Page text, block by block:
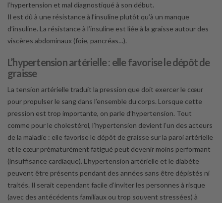
l‘hypertension et mal diagnostiqué à son début.
Il est dû à une résistance à l’insuline plutôt qu’à un manque
d’insuline. La résistance à l’insuline est liée à la graisse autour des
viscères abdominaux (foie, pancréas…).
L’hypertension artérielle : elle favorise le dépôt de
graisse
La tension artérielle traduit la pression que doit exercer le cœur
pour propulser le sang dans l’ensemble du corps. Lorsque cette
pression est trop importante, on parle d’hypertension. Tout
comme pour le cholestérol, l’hypertension devient l’un des acteurs
de la maladie : elle favorise le dépôt de graisse sur la paroi artérielle
et le cœur prématurément fatigué peut devenir moins performant
(insuffisance cardiaque). L’hypertension artérielle et le diabète
peuvent être présents pendant des années sans être dépistés ni
traités. Il serait cependant facile d’inviter les personnes à risque
(avec des antécédents familiaux ou trop souvent stressées) à